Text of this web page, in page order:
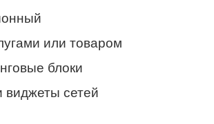
или товаром
блоки
виджеты сетей